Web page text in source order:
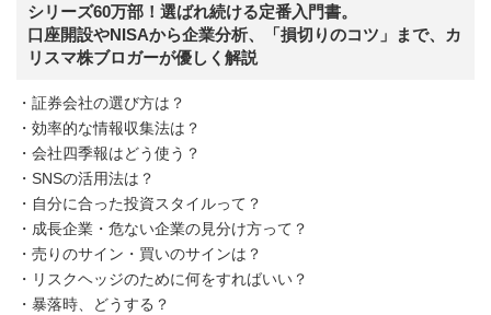
シリーズ60万部！選ばれ続ける定番入門書。
口座開設やNISAから企業分析、「損切りのコツ」まで、カ
リスマ株ブロガーが優しく解説
・証券会社の選び方は？
・効率的な情報収集法は？
・会社四季報はどう使う？
・SNSの活用法は？
・自分に合った投資スタイルって？
・成長企業・危ない企業の見分け方って？
・売りのサイン・買いのサインは？
・リスクヘッジのために何をすればいい？
・暴落時、どうする？